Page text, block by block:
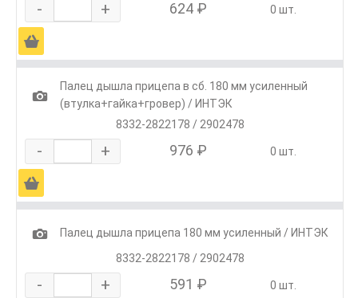
- + 624 ₽ 0 шт.
Ä
1
Палец дышла прицепа в сб. 180 мм усиленный
(втулка+гайка+гровер) / ИНТЭК
8332-2822178 / 2902478
- + 976 ₽ 0 шт.
Ä
1
Палец дышла прицепа 180 мм усиленный / ИНТЭК
8332-2822178 / 2902478
- + 591 ₽ 0 шт.